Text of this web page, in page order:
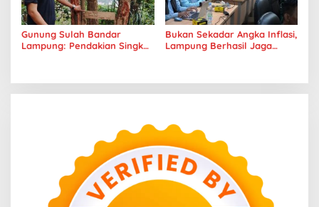
Gunung Sulah Bandar
Lampung: Pendakian Singkat
Bukan Sekadar Angka Inflasi,
Lampung Berhasil Jaga